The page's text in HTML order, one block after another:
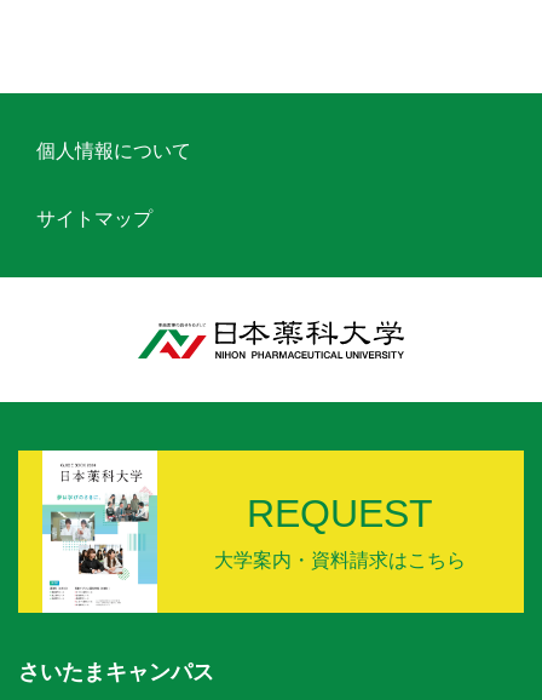
個人情報について
サイトマップ
REQUEST
大学案内・資料請求はこちら
さいたまキャンパス